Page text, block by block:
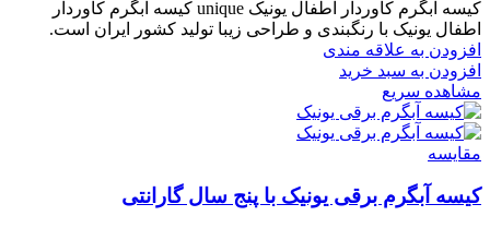
کیسه آبگرم کاوردار اطفال یونیک unique کیسه آبگرم کاوردار
اطفال یونیک با رنگبندی و طراحی زیبا تولید کشور ایران است.
افزودن به علاقه مندی
افزودن به سبد خرید
مشاهده سریع
مقایسه
کیسه آبگرم برقی یونیک با پنج سال گارانتی